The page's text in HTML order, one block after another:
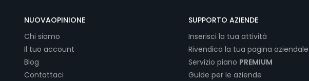
NUOVAOPINIONE
Chi siamo
Il tuo account
Blog
Contattaci
SUPPORTO AZIENDE
Inserisci la tua attività
Rivendica la tua pagina aziendale
Servizio piano PREMIUM
Guide per le aziende